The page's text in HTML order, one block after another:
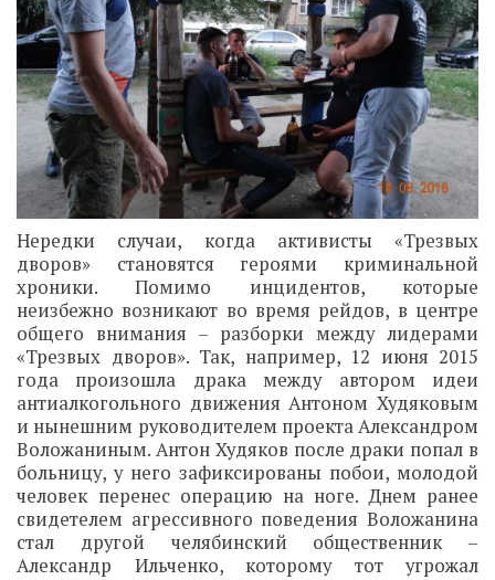
Нередки случаи, когда активисты «Трезвых
дворов» становятся героями криминальной
хроники. Помимо инцидентов, которые
неизбежно возникают во время рейдов, в центре
общего внимания – разборки между лидерами
«Трезвых дворов». Так, например, 12 июня 2015
года произошла драка между автором идеи
антиалкогольного движения Антоном Худяковым
и нынешним руководителем проекта Александром
Воложаниным. Антон Худяков после драки попал в
больницу, у него зафиксированы побои, молодой
человек перенес операцию на ноге. Днем ранее
свидетелем агрессивного поведения Воложанина
стал другой челябинский общественник –
Александр Ильченко, которому тот угрожал